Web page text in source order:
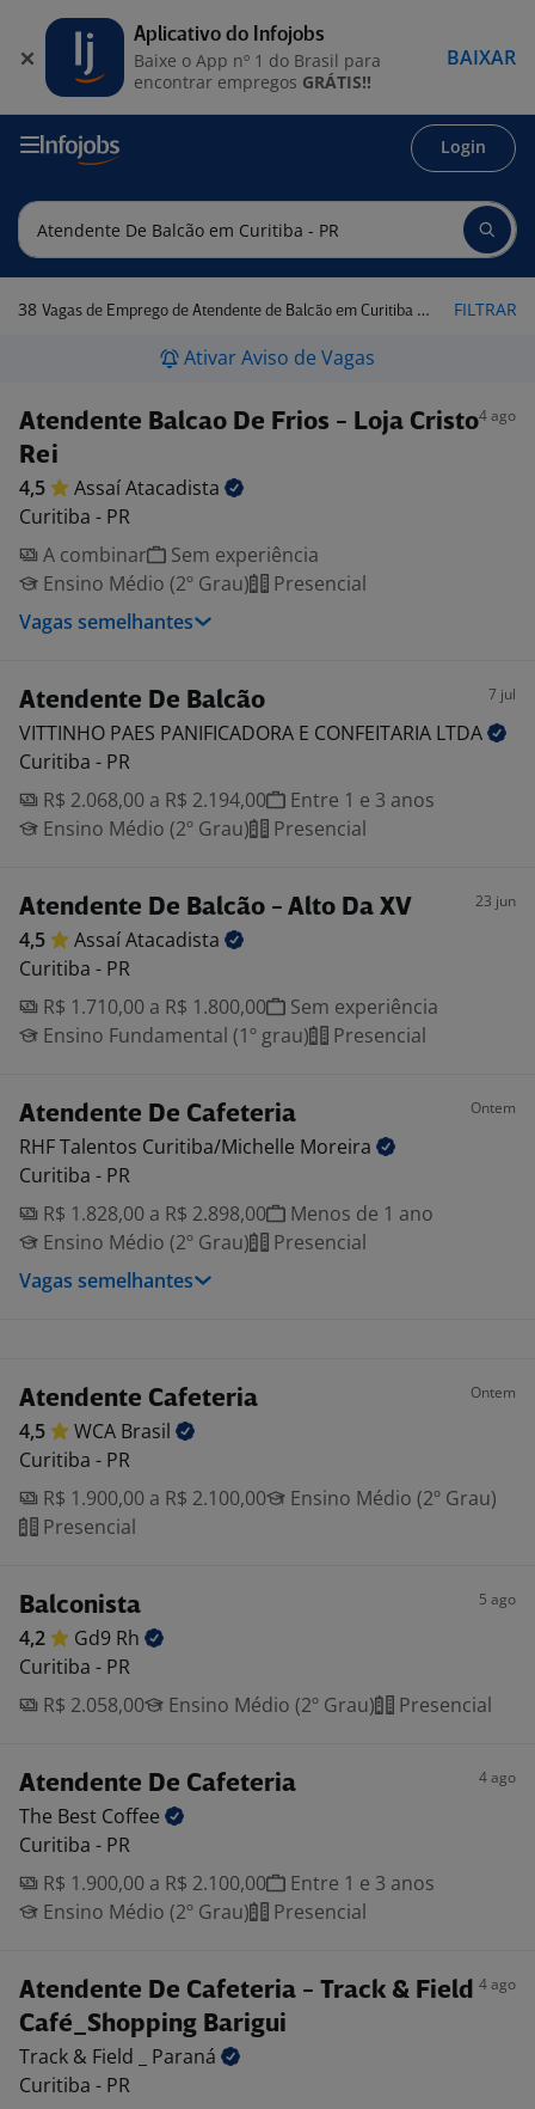
Login
38 Vagas de Emprego de Atendente de Balcão em Curitiba - PR FILTRAR
Ativar Aviso de Vagas
Atendente Balcao De Frios - Loja Cristo
Rei
4 ago
4,5 AssaíAtacadista
Curitiba - PR
A combinar
Sem experiência
Ensino Médio (2º Grau)
Presencial
Vagas semelhantes
Atendente De Balcão 7 jul
VITTINHO PAES PANIFICADORA E CONFEITARIA LTDA
Curitiba - PR
R$ 2.068,00 a R$ 2.194,00
Entre 1 e 3 anos
Ensino Médio (2º Grau)
Presencial
Atendente De Balcão - Alto Da XV 23 jun
4,5 AssaíAtacadista
Curitiba - PR
R$ 1.710,00 a R$ 1.800,00
Sem experiência
Ensino Fundamental (1º grau)
Presencial
Atendente De Cafeteria Ontem
RHF Talentos Curitiba/Michelle Moreira
Curitiba - PR
R$ 1.828,00 a R$ 2.898,00
Menos de 1 ano
Ensino Médio (2º Grau)
Presencial
Vagas semelhantes
Atendente Cafeteria Ontem
4,5 WCA Brasil
Curitiba - PR
R$ 1.900,00 a R$ 2.100,00
Ensino Médio (2º Grau)
Presencial
Balconista 5 ago
4,2 Gd9 Rh
Curitiba - PR
R$ 2.058,00
Ensino Médio (2º Grau) Presencial
Atendente De Cafeteria 4 ago
The Best Coffee
Curitiba - PR
R$ 1.900,00 a R$ 2.100,00
Entre 1 e 3 anos
Ensino Médio (2º Grau)
Presencial
Atendente De Cafeteria - Track & Field
Café_Shopping Barigui
4 ago
Track & Field _ Paraná
Curitiba - PR
Aplicativo do Infojobs
Baixe o App nº 1 do Brasil para
encontrar empregos GRÁTIS!!
BAIXAR